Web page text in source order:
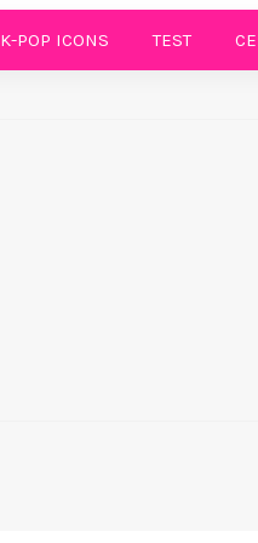
K-POP ICONS TEST